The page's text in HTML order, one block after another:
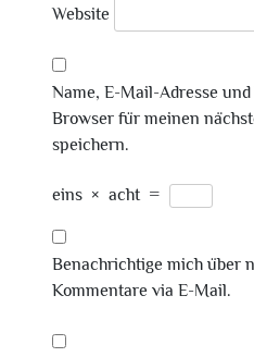
Website
Name, E-Mail-Adresse
Browser für meinen
speichern.
eins × acht =
Benachrichtige mich über
Kommentare via E-Mail.